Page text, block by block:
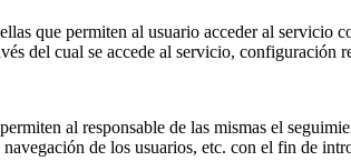
que permiten al usuario acceder al servicio
del cual se accede al servicio, configuración
al responsable de las mismas el
de los usuarios, etc. con el fin de